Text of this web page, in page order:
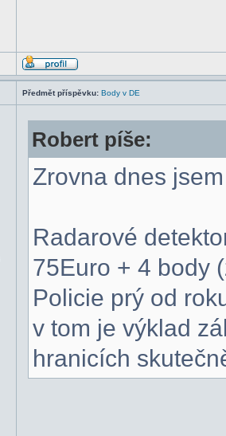
Předmět příspěvku: Body v DE
Robert píše:
Zrovna dnes
Radarové
75Euro + 4 body
Policie prý od
v tom je výklad
hranicích